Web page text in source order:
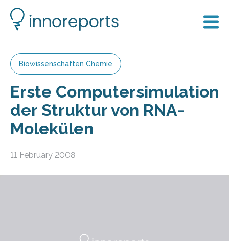
Biowissenschaften Chemie
Erste Computersimulation
der Struktur von RNA-
Molekülen
11 February 2008